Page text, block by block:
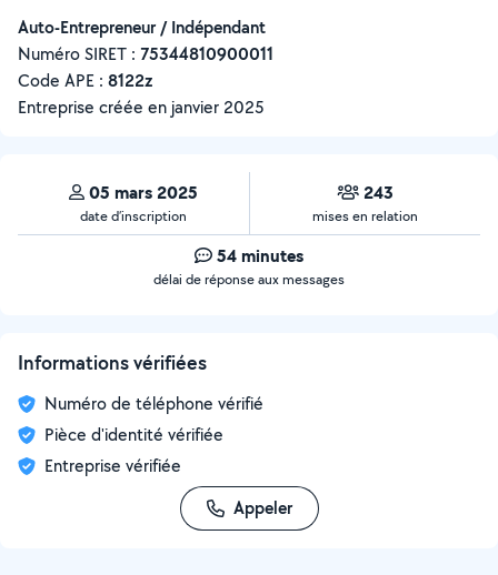
Auto-Entrepreneur / Indépendant
Numéro SIRET : ‍75344810900011
Code APE : 8122z
Entreprise créée en janvier 2025
05 mars 2025
date d’inscription
243
mises en relation
54 minutes
délai de réponse aux messages
Informations vérifiées
Numéro de téléphone vérifié
Pièce d'identité vérifiée
Entreprise vérifiée
Appeler